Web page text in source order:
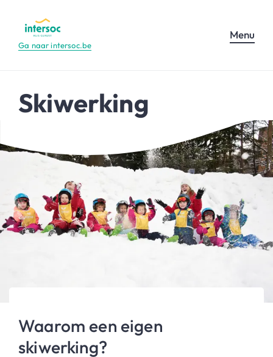
Ga naar intersoc.be
Menu
Skiwerking
Waarom een eigen
skiwerking?